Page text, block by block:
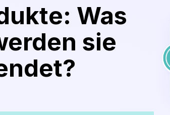
Was
sie